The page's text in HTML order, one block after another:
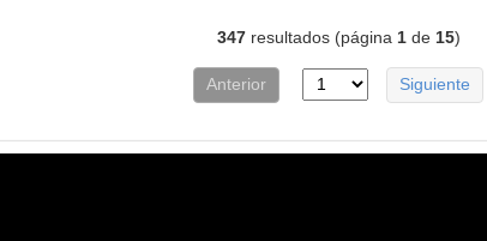
347resultados (página 1de 15)
Anterior Siguiente